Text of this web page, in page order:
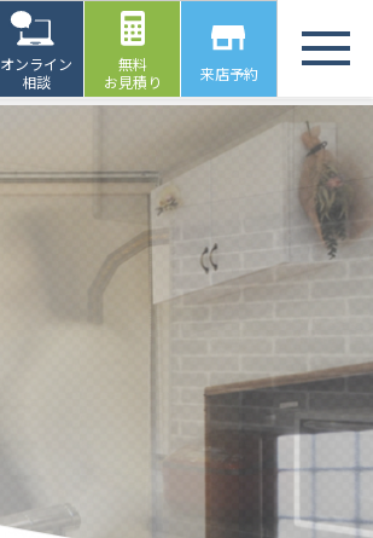
オンライン
相談
無料
お見積り
来店予約